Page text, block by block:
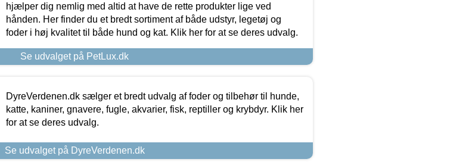
hjælper dig nemlig med altid at have de rette produkter lige ved
hånden. Her finder du et bredt sortiment af både udstyr, legetøj og
foder i høj kvalitet til både hund og kat. Klik her for at se deres udvalg.
Se udvalget på PetLux.dk
DyreVerdenen.dk sælger et bredt udvalg af foder og tilbehør til hunde,
katte, kaniner, gnavere, fugle, akvarier, fisk, reptiller og krybdyr. Klik her
for at se deres udvalg.
Se udvalget på DyreVerdenen.dk